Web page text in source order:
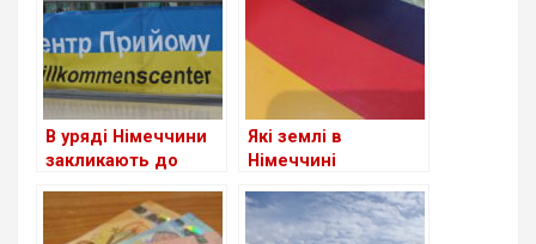
В уряді Німеччини
закликають до
для шукачів
притулку: чи
Які землі в
Німеччині
біженців із України
станом на сьогодні